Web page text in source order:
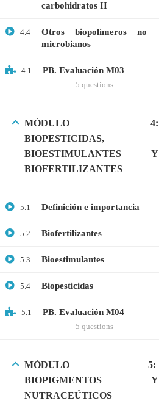
carbohidratos II
4.4
Otros biopolímeros no
microbianos
4.1 PB. Evaluación M03
5 questions
MÓDULO 4:
BIOPESTICIDAS,
BIOESTIMULANTES Y
BIOFERTILIZANTES
5.1 Definición e importancia
5.2 Biofertilizantes
5.3 Bioestimulantes
5.4 Biopesticidas
5.1 PB. Evaluación M04
5 questions
MÓDULO 5:
BIOPIGMENTOS Y
NUTRACEÚTICOS
Ciencias Ambientales
Gratis
Medicina
Microbiología
Contáctanos
FAQs
Términos y Condiciones